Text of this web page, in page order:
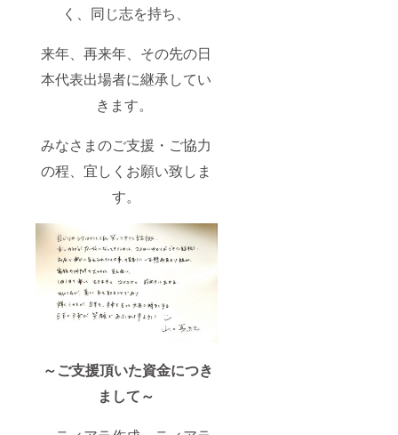
く、同じ志を持ち、
来年、再来年、その先の日
本代表出場者に継承してい
きます。
みなさまのご支援・ご協力
の程、宜しくお願い致しま
す。
～ご支援頂いた資金につき
まして～